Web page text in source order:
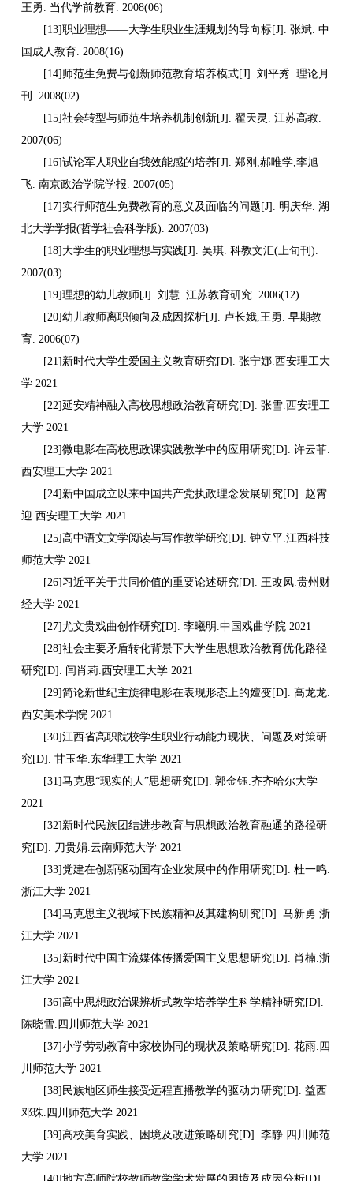
王勇. 当代学前教育. 2008(06)
[13]职业理想——大学生职业生涯规划的导向标[J]. 张斌. 中
国成人教育. 2008(16)
[14]师范生免费与创新师范教育培养模式[J]. 刘平秀. 理论月
刊. 2008(02)
[15]社会转型与师范生培养机制创新[J]. 翟天灵. 江苏高教.
2007(06)
[16]试论军人职业自我效能感的培养[J]. 郑刚,郝唯学,李旭
飞. 南京政治学院学报. 2007(05)
[17]实行师范生免费教育的意义及面临的问题[J]. 明庆华. 湖
北大学学报(哲学社会科学版). 2007(03)
[18]大学生的职业理想与实践[J]. 吴琪. 科教文汇(上旬刊).
2007(03)
[19]理想的幼儿教师[J]. 刘慧. 江苏教育研究. 2006(12)
[20]幼儿教师离职倾向及成因探析[J]. 卢长娥,王勇. 早期教
育. 2006(07)
[21]新时代大学生爱国主义教育研究[D]. 张宁娜.西安理工大
学 2021
[22]延安精神融入高校思想政治教育研究[D]. 张雪.西安理工
大学 2021
[23]微电影在高校思政课实践教学中的应用研究[D]. 许云菲.
西安理工大学 2021
[24]新中国成立以来中国共产党执政理念发展研究[D]. 赵霄
迎.西安理工大学 2021
[25]高中语文文学阅读与写作教学研究[D]. 钟立平.江西科技
师范大学 2021
[26]习近平关于共同价值的重要论述研究[D]. 王改凤.贵州财
经大学 2021
[27]尤文贵戏曲创作研究[D]. 李曦明.中国戏曲学院 2021
[28]社会主要矛盾转化背景下大学生思想政治教育优化路径
研究[D]. 闫肖莉.西安理工大学 2021
[29]简论新世纪主旋律电影在表现形态上的嬗变[D]. 高龙龙.
西安美术学院 2021
[30]江西省高职院校学生职业行动能力现状、问题及对策研
究[D]. 甘玉华.东华理工大学 2021
[31]马克思“现实的人”思想研究[D]. 郭金钰.齐齐哈尔大学
2021
[32]新时代民族团结进步教育与思想政治教育融通的路径研
究[D]. 刀贵娟.云南师范大学 2021
[33]党建在创新驱动国有企业发展中的作用研究[D]. 杜一鸣.
浙江大学 2021
[34]马克思主义视域下民族精神及其建构研究[D]. 马新勇.浙
江大学 2021
[35]新时代中国主流媒体传播爱国主义思想研究[D]. 肖楠.浙
江大学 2021
[36]高中思想政治课辨析式教学培养学生科学精神研究[D].
陈晓雪.四川师范大学 2021
[37]小学劳动教育中家校协同的现状及策略研究[D]. 花雨.四
川师范大学 2021
[38]民族地区师生接受远程直播教学的驱动力研究[D]. 益西
邓珠.四川师范大学 2021
[39]高校美育实践、困境及改进策略研究[D]. 李静.四川师范
大学 2021